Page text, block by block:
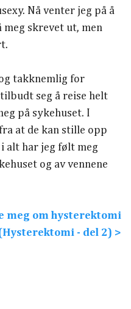
Nå venter jeg på å
meg skrevet ut, men
takknemlig for
seg å reise helt
på sykehuset. I
at de kan stille opp
alt har jeg følt meg
og av vennene
meg om hysterektomi
- del 2) >